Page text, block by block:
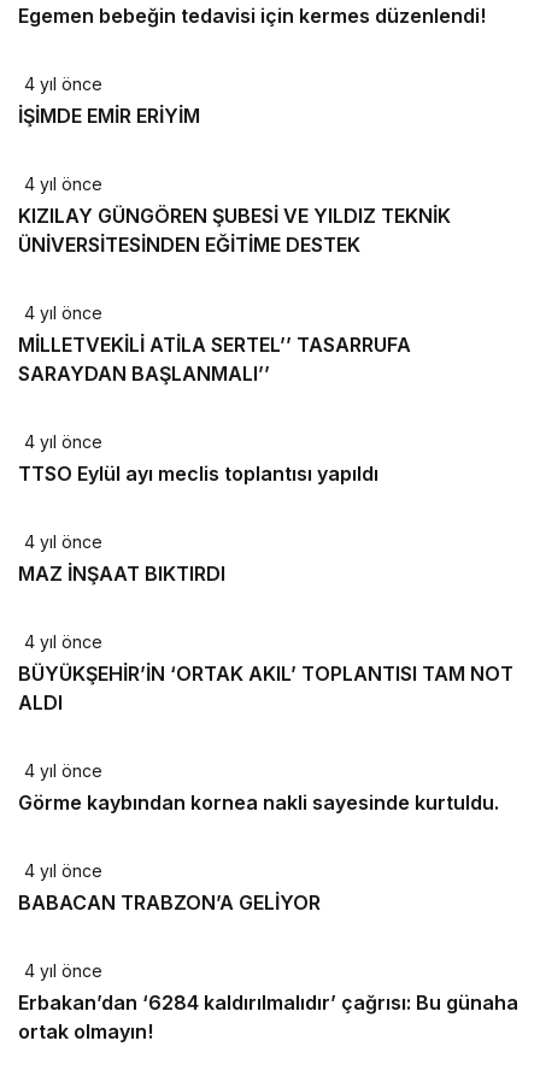
Egemen bebeğin tedavisi için kermes düzenlendi!
4 yıl önce
İŞİMDE EMİR ERİYİM
4 yıl önce
KIZILAY GÜNGÖREN ŞUBESİ VE YILDIZ TEKNİK
ÜNİVERSİTESİNDEN EĞİTİME DESTEK
4 yıl önce
MİLLETVEKİLİ ATİLA SERTEL’’ TASARRUFA
SARAYDAN BAŞLANMALI’’
4 yıl önce
TTSO Eylül ayı meclis toplantısı yapıldı
4 yıl önce
MAZ İNŞAAT BIKTIRDI
4 yıl önce
BÜYÜKŞEHİR’İN ‘ORTAK AKIL’ TOPLANTISI TAM NOT
ALDI
4 yıl önce
Görme kaybından kornea nakli sayesinde kurtuldu.
4 yıl önce
BABACAN TRABZON’A GELİYOR
4 yıl önce
Erbakan’dan ‘6284 kaldırılmalıdır’ çağrısı: Bu günaha
ortak olmayın!